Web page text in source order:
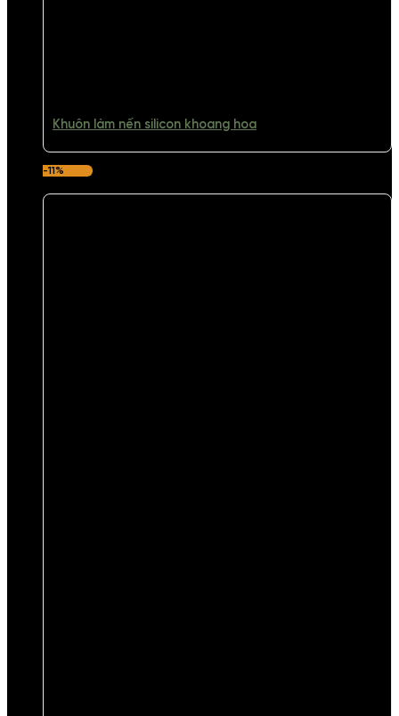
Khuôn làm nến silicon khoang hoa
-11%